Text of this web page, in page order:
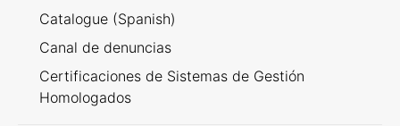
Catalogue (Spanish)
Canal de denuncias
Certificaciones de Sistemas de Gestión
Homologados